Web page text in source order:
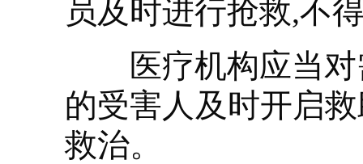
员及时进行抢救,不
医疗机构应当对
的受害人及时开启
救治。